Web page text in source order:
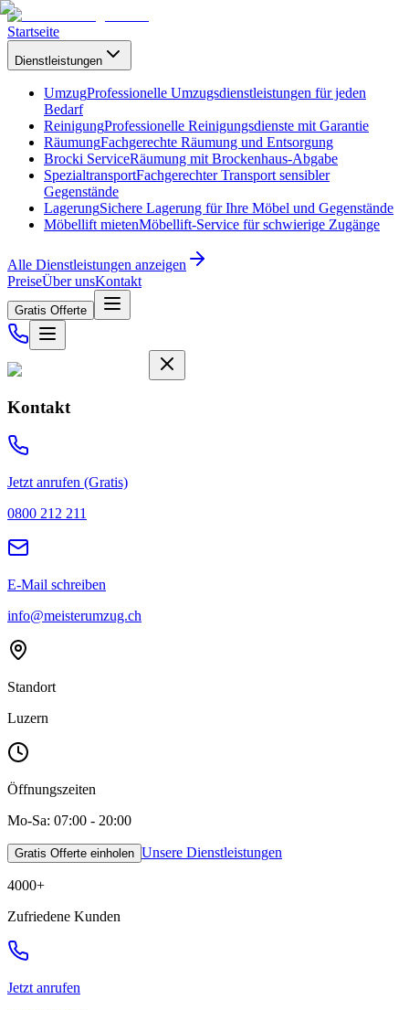
Startseite
Dienstleistungen
UmzugProfessionelle Umzugsdienstleistungen für jeden
Bedarf
ReinigungProfessionelle Reinigungsdienste mit Garantie
RäumungFachgerechte Räumung und Entsorgung
Brocki ServiceRäumung mit Brockenhaus-Abgabe
SpezialtransportFachgerechter Transport sensibler
Gegenstände
LagerungSichere Lagerung für Ihre Möbel und Gegenstände
Möbellift mietenMöbellift-Service für schwierige Zugänge
Alle Dienstleistungen anzeigen
PreiseÜber unsKontakt
Gratis Offerte
Kontakt
Jetzt anrufen (Gratis)
0800 212 211
E-Mail schreiben
info@meisterumzug.ch
Standort
Luzern
Öffnungszeiten
Mo-Sa: 07:00 - 20:00
Gratis Offerte einholen Unsere Dienstleistungen
4000+
Zufriedene Kunden
Jetzt anrufen